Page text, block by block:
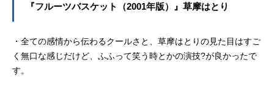
『フルーツバスケット（2001年版）』草摩はとり
・全ての感情から伝わるクールさと、草摩はとりの見た目はすご
く無口な感じだけど、ふふって笑う時とかの演技?が良かったで
す。